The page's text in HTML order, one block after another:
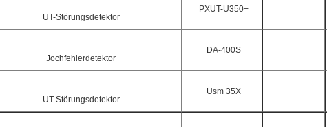
UT-Störungsdetektor
PXUT-U350+
Jochfehlerdetektor
DA-400S
UT-Störungsdetektor
Usm 35X